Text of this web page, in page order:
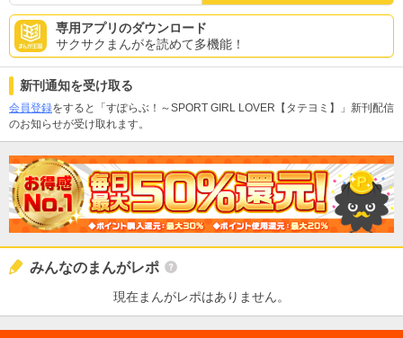
専用アプリのダウンロード
サクサクまんがを読めて多機能！
新刊通知を受け取る
会員登録をすると「すぽらぶ！～SPORT GIRL LOVER【タテヨミ】」新刊配信
のお知らせが受け取れます。
みんなのまんがレポ
現在まんがレポはありません。